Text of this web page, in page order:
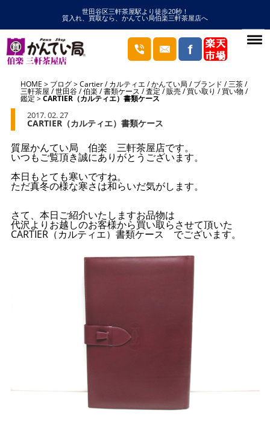
世田谷区三軒茶屋駅より徒歩20秒！
質入れ、買取なら、かんてい局伯楽三軒茶屋店へ
HOME ブログ Cartier/カルティエ/かんてい局 /ブランド /三茶/
三軒茶屋 /世田谷/伯楽/書類ケース /査定 /販売/買い取り /買い物 /
鑑定 CARTIER（カルティエ）書類ケース
2017. 02. 27
CARTIER（カルティエ）書類ケース
質屋かんてい局 伯楽 三軒茶屋店です。
いつもご覧頂き誠にありがとうございます。
本日もとても寒いですね。
ただ真冬の様な寒さは和らいだ気がします。
さて、本日ご紹介いたしますお品物は
代沢よりお越しのお客様から買い取らさせて頂いた
CARTIER（カルティエ）書類ケース でございます。